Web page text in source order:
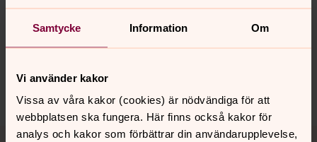
Samtycke Information Om
Vi använder kakor
Vissa av våra kakor (cookies) är nödvändiga för att
webbplatsen ska fungera. Här finns också kakor för
analys och kakor som förbättrar din användarupplevelse,
Senast ändrad 10 juni 2021
Synpunkter eller frågor på sidans
innehåll?
Dela
Tillbaka till toppen
Tillbaka till innehållet